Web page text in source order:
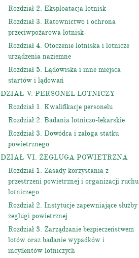
Rozdział 2. Eksploatacja lotnisk
Rozdział 3. Ratownictwo i ochrona
przeciwpożarowa lotnisk
Rozdział 4. Otoczenie lotniska i lotnicze
urządzenia naziemne
Rozdział 5. Lądowiska i inne miejsca
startów i lądowań
DZIAŁ V. PERSONEL LOTNICZY
Rozdział 1. Kwalifikacje personelu
Rozdział 2. Badania lotniczo-lekarskie
Rozdział 3. Dowódca i załoga statku
powietrznego
DZIAŁ VI. ŻEGLUGA POWIETRZNA
Rozdział 1. Zasady korzystania z
przestrzeni powietrznej i organizacji ruchu
lotniczego
Rozdział 2. Instytucje zapewniające służby
żeglugi powietrznej
Rozdział 3. Zarządzanie bezpieczeństwem
lotów oraz badanie wypadków i
incydentów lotniczych